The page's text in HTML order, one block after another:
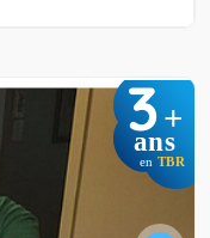
3+
ans
en TBR